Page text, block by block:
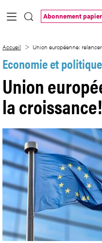
Saut au contenu principal
Abonnement papier
Accueil Union européenne:
Economie et politique
Union
la croissance!